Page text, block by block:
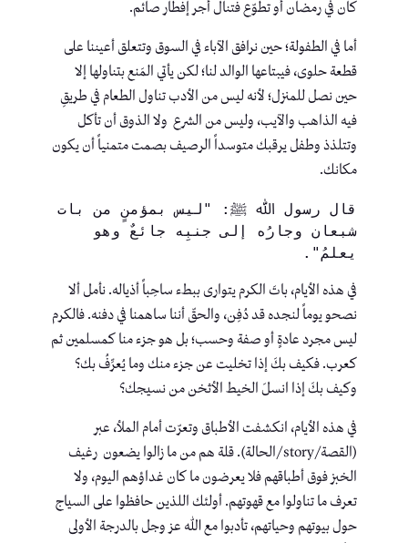
كان في رمضان أو تطوّع فتنال أجر إفطار صائم.
أما في الطفولة؛ حين نرافق الآباء في السوق وتتعلق أعيننا على
قطعة حلوى، فيبتاعها الوالد لنا؛ لكن يأتي المَنع بتناولها إلا
حين نصل للمنزل؛ لأنه ليس من الأدب تناول الطعام في طريقِ
فيه الذاهب والآيب، وليس من الشرع ولا الذوق أن تأكل
وتتلذذ وطفل يرقبك متوسداً الرصيف بصمت متمنياً أن يكون
مكانك.
يعلمُ".
في هذه الأيام، باتَ الكرم يتوارى ببطء ساحِباً أذياله. نأمل ألا
نصحو يوماً لنجده قد دُفِن، والحقّ أننا ساهمنا في دفنه. فالكرم
ليس مجرد عادةٍ أو صفة وحسب؛ بل هو جزء منا كمسلمين ثم
كعرب. فكيف بكَ إذا تخليت عن جزء منك وما يُعرِّفُ بك؟
وكيف بكَ إذا انسلَ الخيط الأثخن من نسيجك؟
في هذه الأيام، انكشفت الأطباق وتعرّت أمام الملأ، عبر
(القصة/story/الحالة). قلة هم من ما زالوا يضعون رغيف
الخبز فوق أطباقهم فلا يعرضون ما كان غداؤهم اليوم، ولا
تعرف ما تناولوا مع قهوتهم. أولئك اللذين حافظوا على السياج
حول بيوتهم وحياتهم، تأدبوا مع الله عز وجل بالدرجة الأولى